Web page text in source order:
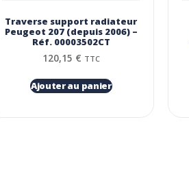
Traverse support radiateur
Peugeot 207 (depuis 2006) –
Réf. 00003502CT
120,15 € TTC
Ajouter au panier